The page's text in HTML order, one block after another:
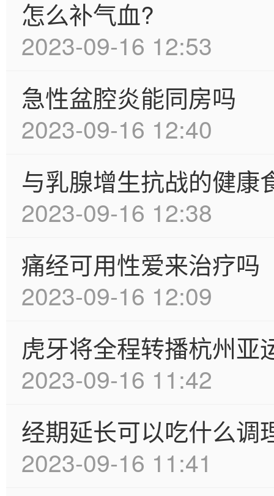
怎么补气血?
2023-09-16 12:53
急性盆腔炎能同房吗
2023-09-16 12:40
与乳腺增生抗战的健康
2023-09-16 12:38
痛经可用性爱来治疗吗
2023-09-16 12:09
虎牙将全程转播杭州亚
2023-09-16 11:42
经期延长可以吃什么调
2023-09-16 11:41